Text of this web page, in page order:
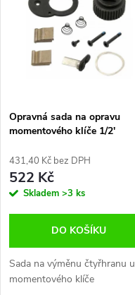
Opravná sada na opravu
momentového klíče 1/2'
T21200N-R
431,40 Kč bez DPH
522 Kč
Skladem >3 ks
DO KOŠÍKU
Sada na výměnu čtyřhranu u
momentového klíče